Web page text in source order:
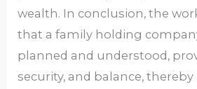
wealth. In conclusion, the
that a family holding
planned and understood,
security, and balance,